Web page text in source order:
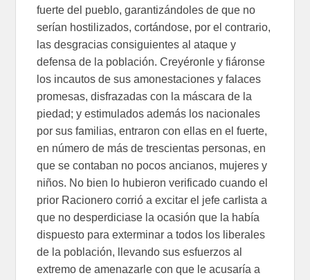
fuerte del pueblo, garantizándoles de que no
serían hostilizados, cortándose, por el contrario,
las desgracias consiguientes al ataque y
defensa de la población. Creyéronle y fiáronse
los incautos de sus amonestaciones y falaces
promesas, disfrazadas con la máscara de la
piedad; y estimulados además los nacionales
por sus familias, entraron con ellas en el fuerte,
en número de más de trescientas personas, en
que se contaban no pocos ancianos, mujeres y
niños. No bien lo hubieron verificado cuando el
prior Racionero corrió a excitar el jefe carlista a
que no desperdiciase la ocasión que la había
dispuesto para exterminar a todos los liberales
de la población, llevando sus esfuerzos al
extremo de amenazarle con que le acusaría a